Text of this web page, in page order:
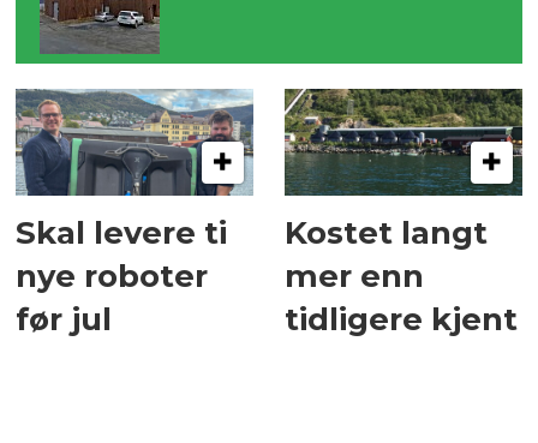
Skal levere ti
nye roboter
før jul
Kostet langt
mer enn
tidligere kjent